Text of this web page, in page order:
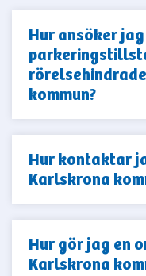
Hur ansöker
kommun?
Hur kontaktar
Karlskrona
Hur gör jag en
Karlskrona